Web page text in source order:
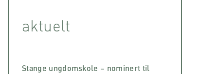
aktuelt
Stange ungdomskole – nominert til